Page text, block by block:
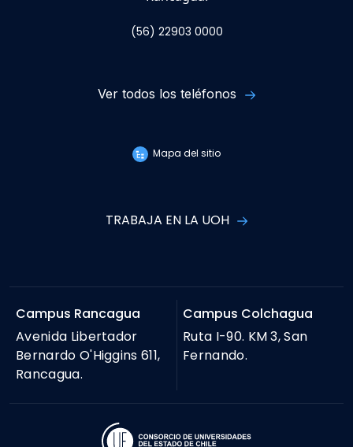
(56) 22903 0000
Ver todos los teléfonos
Mapa del sitio
TRABAJA EN LA UOH
Campus Rancagua
Avenida Libertador
Bernardo O'Higgins 611,
Rancagua.
Campus Colchagua
Ruta I-90. KM 3, San
Fernando.